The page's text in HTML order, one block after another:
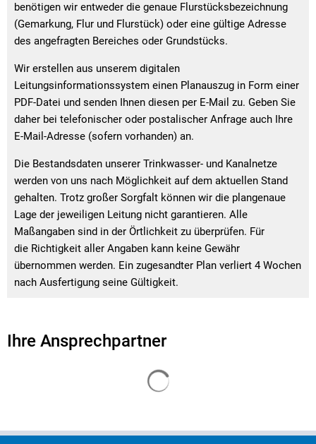
benötigen wir entweder die genaue Flurstücksbezeichnung
(Gemarkung, Flur und Flurstück) oder eine gültige Adresse
des angefragten Bereiches oder Grundstücks.
Wir erstellen aus unserem digitalen
Leitungsinformationssystem einen Planauszug in Form einer
PDF-Datei und senden Ihnen diesen per E-Mail zu. Geben Sie
daher bei telefonischer oder postalischer Anfrage auch Ihre
E-Mail-Adresse (sofern vorhanden) an.
Die Bestandsdaten unserer Trinkwasser- und Kanalnetze
werden von uns nach Möglichkeit auf dem aktuellen Stand
gehalten. Trotz großer Sorgfalt können wir die plangenaue
Lage der jeweiligen Leitung nicht garantieren. Alle
Maßangaben sind in der Örtlichkeit zu überprüfen. Für
die Richtigkeit aller Angaben kann keine Gewähr
übernommen werden. Ein zugesandter Plan verliert 4 Wochen
nach Ausfertigung seine Gültigkeit.
Ihre Ansprechpartner